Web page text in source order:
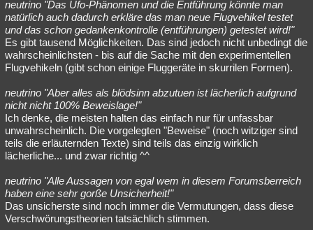
neutrino "Das Ufo-Phänomen und die Entführung könnte man
natürlich auch dadurch erkläre das man neue Flugvehikel testet
und das schon gedankenkontrolle (entführungen) getestet wird!"
Es gibt tausend Möglichkeiten. Das sind jedoch nicht unbedingt die
wahrscheinlichsten - bis auf die Sache mit den experimentellen
Flugvehikeln (gibt schon einige Fluggeräte in skurrilen Formen).
neutrino "Aber alles als blödsinn abzutuen ist lächerlich aufgrund
nicht nicht 100% Beweislage!"
Ich denke, die meisten halten das einfach nur für unfassbar
unwahrscheinlich. Die vorgelegten "Beweise" (noch witziger sind
teils die erläuternden Texte) sind teils das einzig wirklich
lächerliche... und zwar richtig ^^
neutrino "Alle Aussagen von egal wem in diesem Forumsberreich
haben eine sehr gorße Unsicherheit!"
Das unsicherste sind noch immer die Vermutungen, dass diese
Verschwörungstheorien tatsächlich stimmen.